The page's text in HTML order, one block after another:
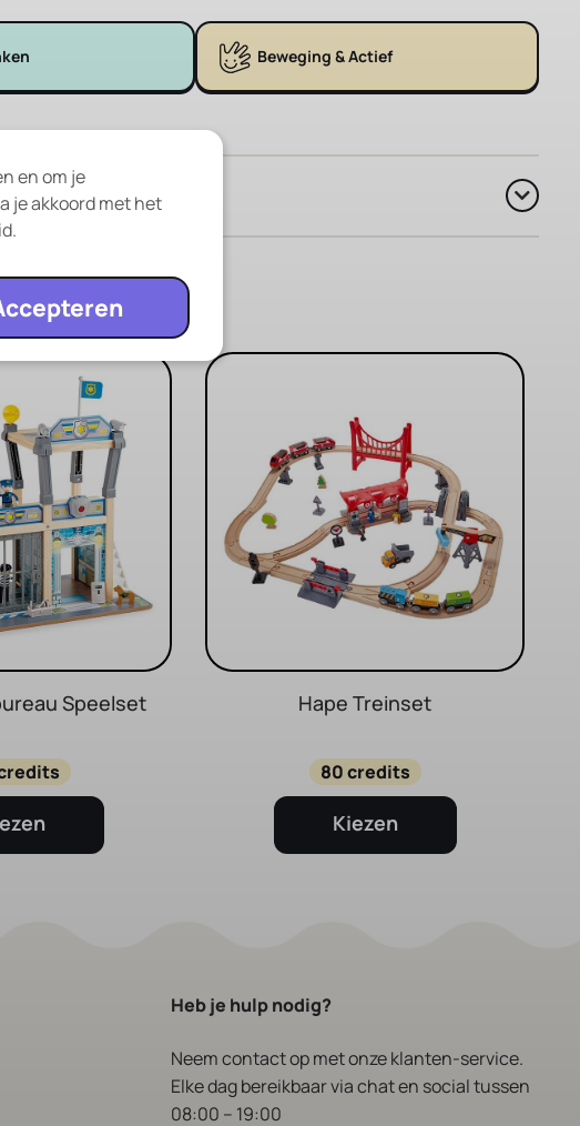
Beweging & Actief
Speelset Hape Treinset
80 credits
Kiezen
Heb je hulp nodig?
Neem contact opmet onze klanten-service.
Elke dag bereikbaar via chat en social tussen
08:00 – 19:00
en om je
je akkoord met het